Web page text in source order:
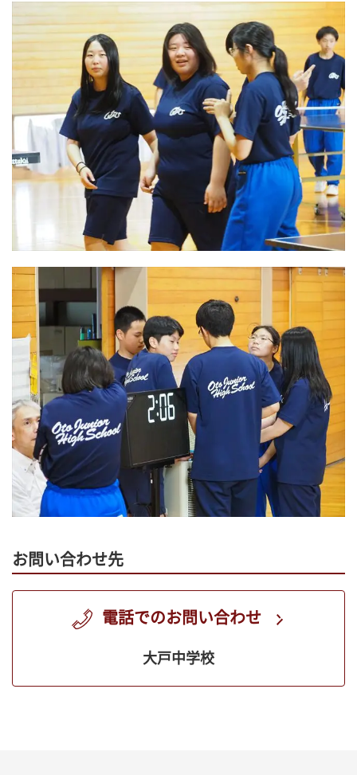
お問い合わせ先
電話でのお問い合わせ
大戸中学校